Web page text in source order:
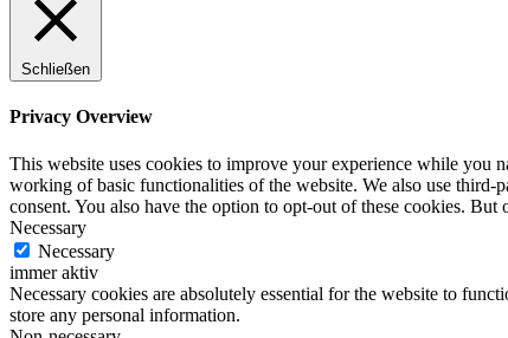
Schließen
Privacy Overview
This website uses cookies to improve your experience while you
working of basic functionalities of the website. We also use
consent. You also have the option to opt-out of these cookies.
Necessary
Necessary
immer aktiv
Necessary cookies are absolutely essential for the website to
store any personal information.